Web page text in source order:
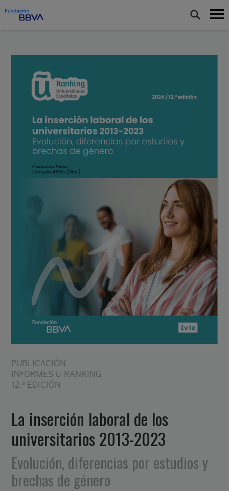
PUBLICACIÓN
INFORMES U-RANKING
12.ª EDICIÓN
La inserción laboral de los
universitarios 2013-2023
Evolución, diferencias por estudios y
brechas de género